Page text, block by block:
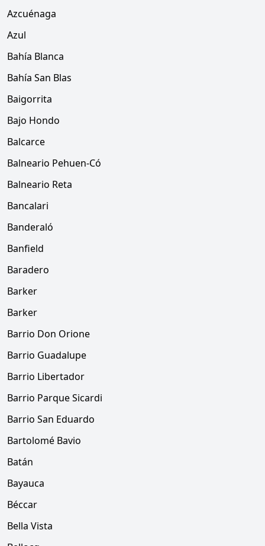
Azcuénaga
Azul
Bahía Blanca
Bahía San Blas
Baigorrita
Bajo Hondo
Balcarce
Balneario Pehuen-Có
Balneario Reta
Bancalari
Banderaló
Banfield
Baradero
Barker
Barker
Barrio Don Orione
Barrio Guadalupe
Barrio Libertador
Barrio Parque Sicardi
Barrio San Eduardo
Bartolomé Bavio
Batán
Bayauca
Béccar
Bella Vista